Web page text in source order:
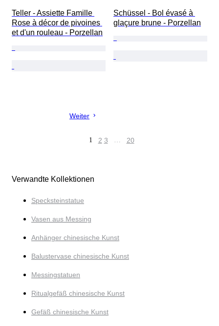
Teller - Assiette Famille
Rose à décor de pivoines
et d'un rouleau - Porzellan
Schüssel - Bol évasé à
glaçure brune - Porzellan
Weiter
1 2 3 … 20
Verwandte Kollektionen
Specksteinstatue
Vasen aus Messing
Anhänger chinesische Kunst
Balustervase chinesische Kunst
Messingstatuen
Ritualgefäß chinesische Kunst
Gefäß chinesische Kunst